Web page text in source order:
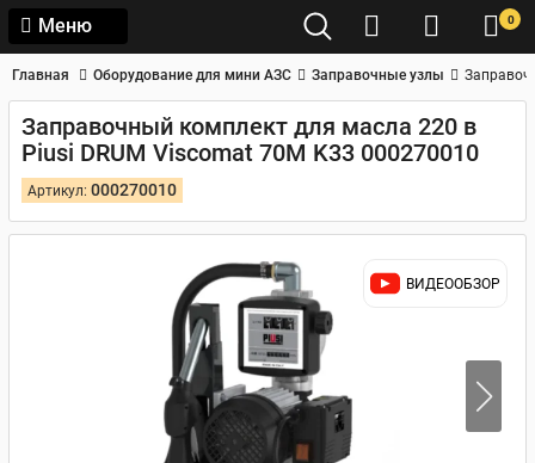
Меню 0
Главная Оборудование для мини АЗС Заправочные узлы
Заправочный комплект для масла 220 в
Piusi DRUM Viscomat 70M K33 000270010
Артикул: 000270010
ВИДЕООБЗОР